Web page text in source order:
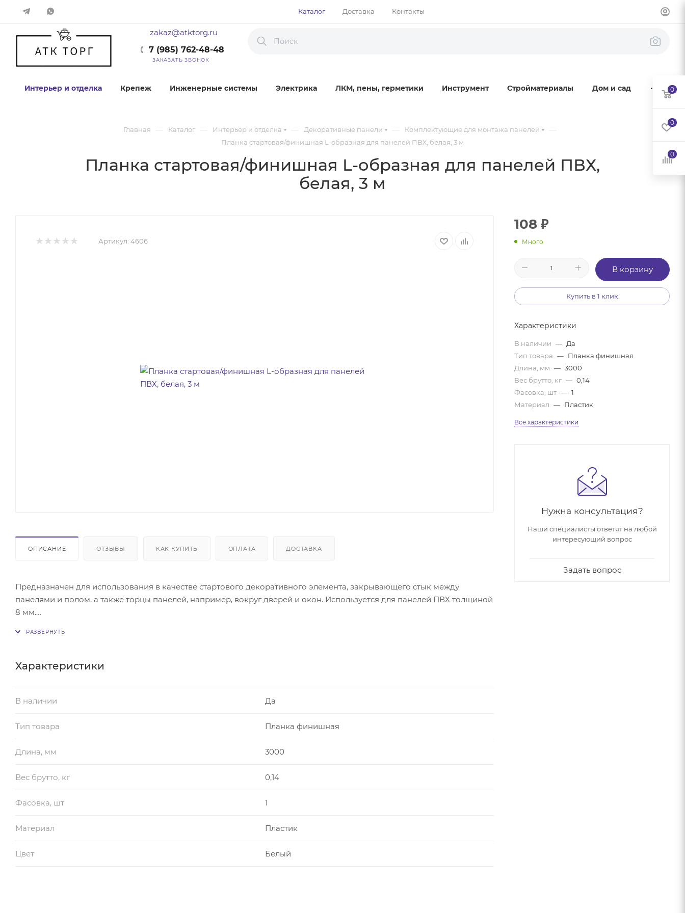
Каталог Доставка Контакты
zakaz@atktorg.ru
7 (985) 762-48-48
ЗАКАЗАТЬ ЗВОНОК
Интерьер и отделка Крепеж Инженерные системы Электрика ЛКМ, пены, герметики Инструмент Стройматериалы Дом и сад
Главная — Каталог — Интерьер и отделка — Декоративные панели — Комплектующие для монтажа панелей —
Планка стартовая/финишная L-образная для панелей ПВХ, белая, 3 м
Планка стартовая/финишная L-образная для панелей ПВХ,
белая, 3 м
Артикул: 4606
ОПИСАНИЕ ОТЗЫВЫ КАК КУПИТЬ ОПЛАТА ДОСТАВКА
Предназначен для использования в качестве стартового декоративного элемента, закрывающего стык между
панелями и полом, а также торцы панелей, например, вокруг дверей и окон. Используется для панелей ПВХ толщиной
8 мм.
Характеристики
В наличии Да
Тип товара Планка финишная
Длина, мм 3000
Вес брутто, кг 0,14
Фасовка, шт 1
Материал Пластик
Цвет Белый
108 ₽
Много
В корзину
Купить в 1 клик
Характеристики
В наличии — Да
Тип товара — Планка финишная
Длина, мм — 3000
Вес брутто, кг — 0,14
Фасовка, шт — 1
Материал — Пластик
Все характеристики
Нужна консультация?
Наши специалисты ответят на любой
интересующий вопрос
Задать вопрос
0
0
0